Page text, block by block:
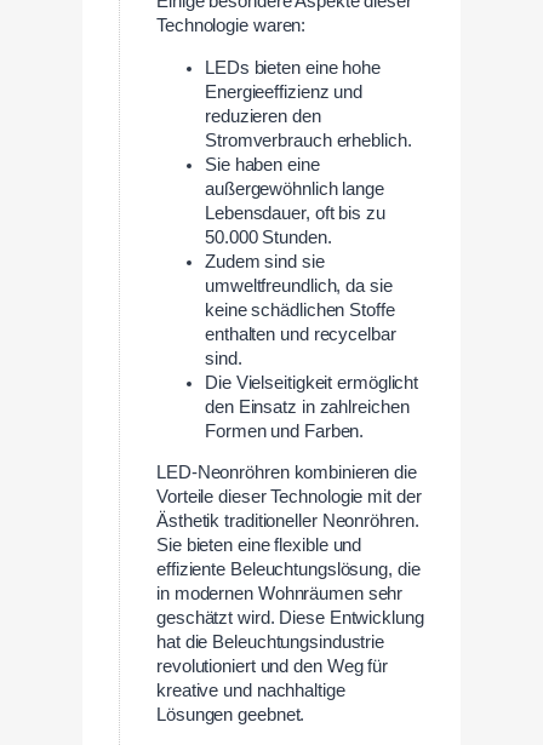
Technologie waren:
LEDs bieten eine hohe
Energieeffizienz und
reduzieren den
Stromverbrauch erheblich.
Sie haben eine
außergewöhnlich lange
Lebensdauer, oft bis zu
50.000 Stunden.
Zudem sind sie
umweltfreundlich, da sie
keine schädlichen Stoffe
enthalten und recycelbar
sind.
Die Vielseitigkeit ermöglicht
den Einsatz in zahlreichen
Formen und Farben.
LED-Neonröhren kombinieren die
Vorteile dieser Technologie mit der
Ästhetik traditioneller Neonröhren.
Sie bieten eine flexible und
effiziente Beleuchtungslösung, die
in modernen Wohnräumen sehr
geschätzt wird. Diese Entwicklung
hat die Beleuchtungsindustrie
revolutioniert und den Weg für
kreative und nachhaltige
Lösungen geebnet.